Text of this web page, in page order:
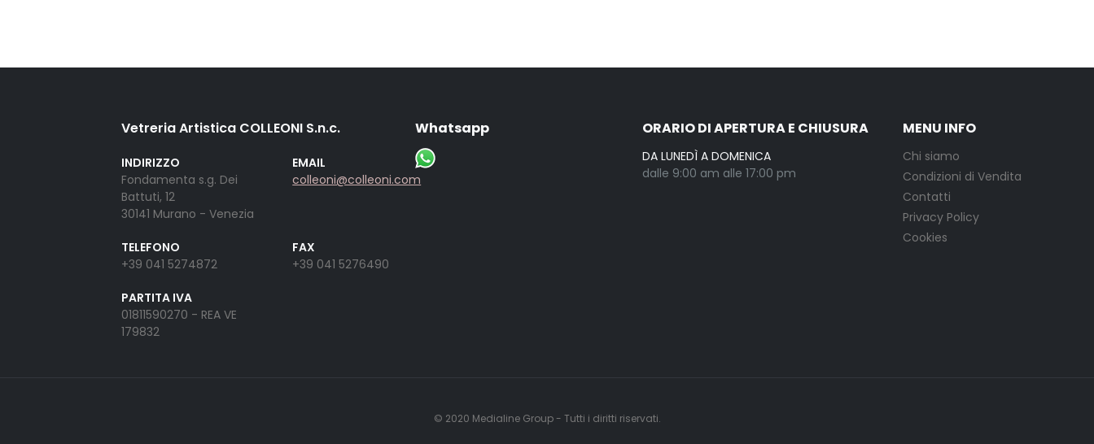
Vetreria Artistica COLLEONI S.n.c.
INDIRIZZO
Fondamenta s.g. Dei
Battuti, 12
30141 Murano - Venezia
EMAIL
colleoni@colleoni.com
TELEFONO
+39 041 5274872
FAX
+39 041 5276490
PARTITA IVA
01811590270 - REA VE
179832
Whatsapp ORARIO DI APERTURA E CHIUSURA
DA LUNEDÌ A DOMENICA
dalle 9:00 am alle 17:00 pm
MENU INFO
Chi siamo
Condizioni di Vendita
Contatti
Privacy Policy
Cookies
© 2020 Medialine Group- Tutti i diritti riservati.